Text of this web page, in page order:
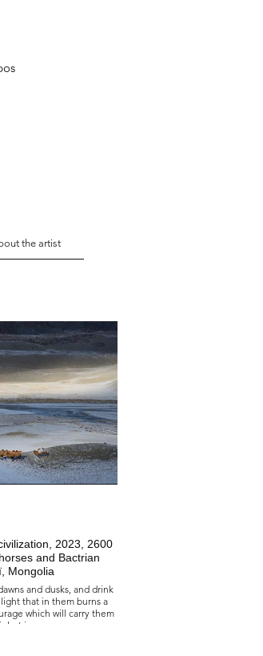
the artist
2023, 2600
and Bactrian
Mongolia
and dusks, and drink
that in them burns a
which will carry them
last journey.